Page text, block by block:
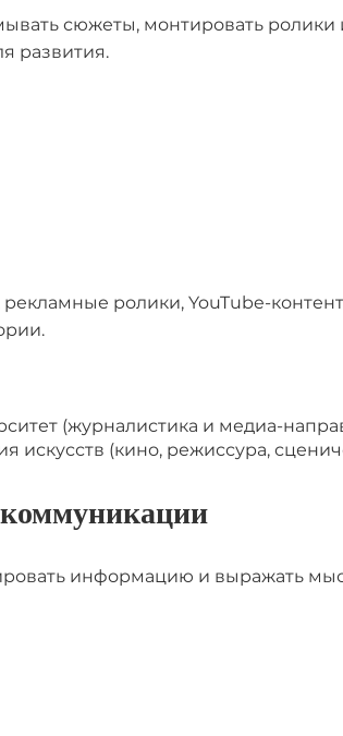
сюжеты, монтировать
развития.
ролики, YouTube-
(журналистика и медиа-
искусств (кино, режиссура,
информацию и выражать